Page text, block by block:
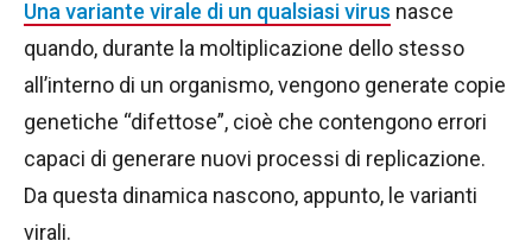
Una variante virale di un qualsiasi virus nasce
quando, durante la moltiplicazione dello stesso
all’interno di un organismo, vengono generate copie
genetiche “difettose”, cioè che contengono errori
capaci di generare nuovi processi di replicazione.
Da questa dinamica nascono, appunto, le varianti
virali.